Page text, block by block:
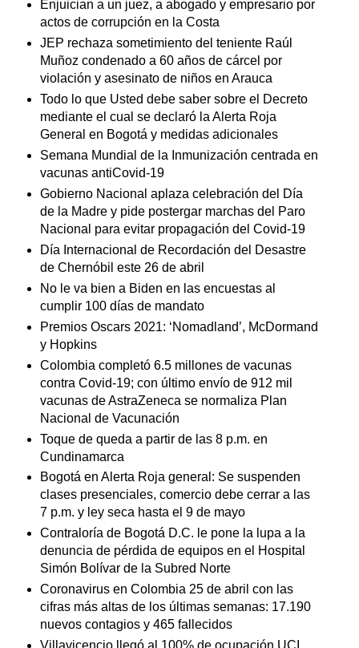
Enjuician a un juez, a abogado y empresario por
actos de corrupción en la Costa
JEP rechaza sometimiento del teniente Raúl
Muñoz condenado a 60 años de cárcel por
violación y asesinato de niños en Arauca
Todo lo que Usted debe saber sobre el Decreto
mediante el cual se declaró la Alerta Roja
General en Bogotá y medidas adicionales
Semana Mundial de la Inmunización centrada en
vacunas antiCovid-19
Gobierno Nacional aplaza celebración del Día
de la Madre y pide postergar marchas del Paro
Nacional para evitar propagación del Covid-19
Día Internacional de Recordación del Desastre
de Chernóbil este 26 de abril
No le va bien a Biden en las encuestas al
cumplir 100 días de mandato
Premios Oscars 2021: ‘Nomadland’, McDormand
y Hopkins
Colombia completó 6.5 millones de vacunas
contra Covid-19; con último envío de 912 mil
vacunas de AstraZeneca se normaliza Plan
Nacional de Vacunación
Toque de queda a partir de las 8 p.m. en
Cundinamarca
Bogotá en Alerta Roja general: Se suspenden
clases presenciales, comercio debe cerrar a las
7 p.m. y ley seca hasta el 9 de mayo
Contraloría de Bogotá D.C. le pone la lupa a la
denuncia de pérdida de equipos en el Hospital
Simón Bolívar de la Subred Norte
Coronavirus en Colombia 25 de abril con las
cifras más altas de los últimas semanas: 17.190
nuevos contagios y 465 fallecidos